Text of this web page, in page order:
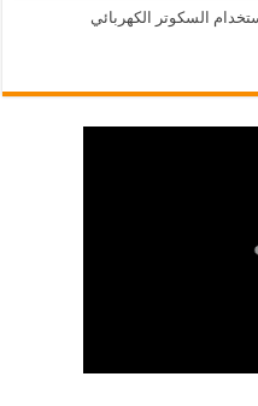
السكوتر الكهربائي